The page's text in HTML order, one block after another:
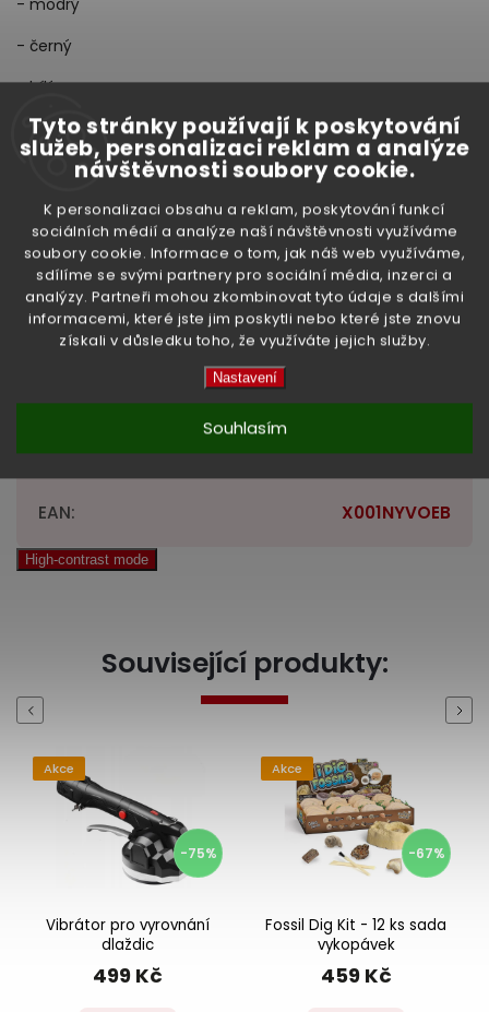
Tyto stránky používají k poskytování
služeb, personalizaci reklam a analýze
návštěvnosti soubory cookie.
K personalizaci obsahu a reklam, poskytování funkcí
sociálních médií a analýze naší návštěvnosti využíváme
soubory cookie. Informace o tom, jak náš web využíváme,
sdílíme se svými partnery pro sociální média, inzerci a
analýzy. Partneři mohou zkombinovat tyto údaje s dalšími
informacemi, které jste jim poskytli nebo které jste znovu
získali v důsledku toho, že využíváte jejich služby.
Nastavení
Souhlasím
- modrý
- černý
- bílý
Specifikace:
Filament - materiál PLA,
vhodná teplota tisku 200 °C až 230 °C
Doplňkové parametry
Kategorie:
Doprodej skladu (mimo
EAN: X001NYVOEB
High-contrast mode
Související produkty:
Previous
Akce
-75%
Vibrátor pro vyrovnání
dlaždic
499 Kč
Akce
-67%
Fossil Dig Kit - 12 ks sada
vykopávek
459 Kč
Next